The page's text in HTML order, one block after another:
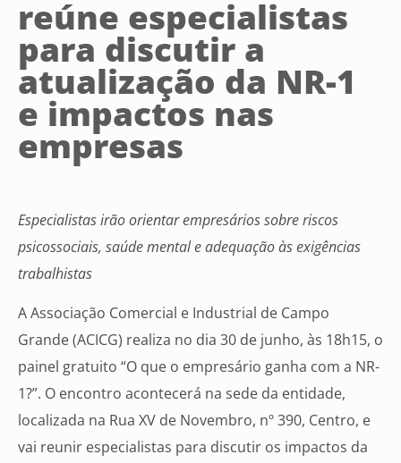
reúne especialistas
para discutir a
atualização da NR-1
e impactos nas
empresas
Especialistas irão orientar empresários sobre riscos
psicossociais, saúde mental e adequação às exigências
trabalhistas
A Associação Comercial e Industrial de Campo
Grande (ACICG) realiza no dia 30 de junho, às 18h15, o
painel gratuito “O que o empresário ganha com a NR-
1?”. O encontro acontecerá na sede da entidade,
localizada na Rua XV de Novembro, nº 390, Centro, e
vai reunir especialistas para discutir os impactos da